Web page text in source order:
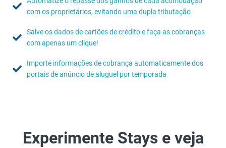
com os proprietários, evitando uma dupla tributação
Salve os dados de cartões de crédito e faça as cobranças
com apenas um clique!
Importe informações de cobrança automaticamente dos
portais de anúncio de aluguel por temporada
Experimente Stays e veja